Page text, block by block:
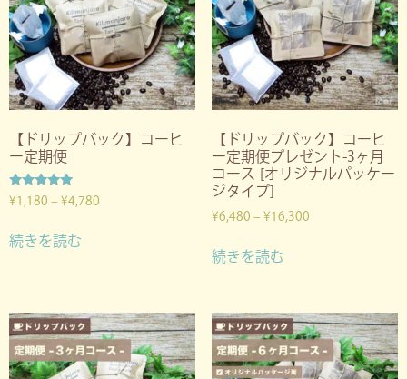
【ドリップバック】コーヒ
ー定期便
5段階中
5.00
¥1,180 –¥4,780
続きを読む
【ドリップバック】コーヒ
ー定期便プレゼント-3ヶ月
コース-[オリジナルパッケー
ジタイプ]
¥6,480 –¥16,300
続きを読む